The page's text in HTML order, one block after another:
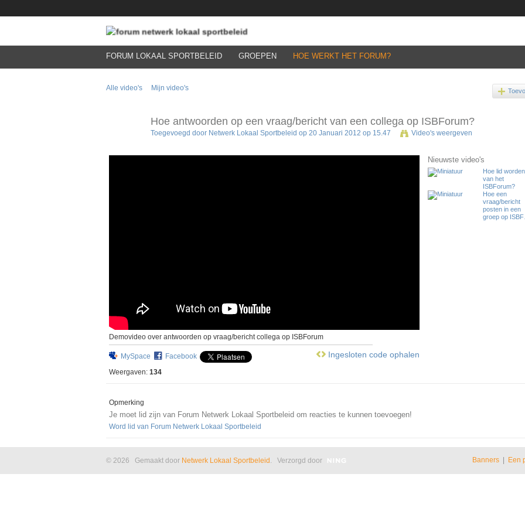
FORUM LOKAAL SPORTBELEID GROEPEN HOE WERKT HET FORUM?
Alle video's Mijn video's
Hoe antwoorden op een vraag/bericht van een collega op ISBForum?
Toegevoegd door Netwerk Lokaal Sportbeleid op 20 Januari 2012 op 15.47 Video's weergeven
Demovideo over antwoorden op vraag/bericht collega op ISBForum
MySpace
Facebook
Weergaven: 134
Ingesloten code ophalen
Nieuwste video's
Hoe lid worden
van het
ISBForum?
Hoe een
vraag/bericht
posten in een
groep op
Opmerking
Je moet lid zijn van Forum Netwerk Lokaal Sportbeleid om reacties te kunnen toevoegen!
Word lid van Forum Netwerk Lokaal Sportbeleid
© 2026 Gemaakt door Netwerk Lokaal Sportbeleid . Verzorgd door Banners Een